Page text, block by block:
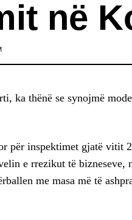
në
ka thënë se synojmë
për inspektimet gjatë vitit
e rrezikut të bizneseve,
me masa më të